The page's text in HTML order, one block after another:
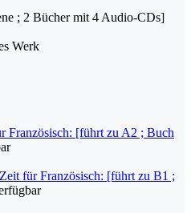
; 2 Bücher mit 4 Audio-CDs]
Werk
Französisch: [führt zu A2 ; Buch
für Französisch: [führt zu B1 ;